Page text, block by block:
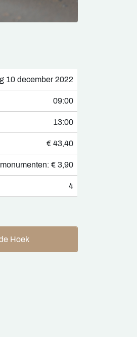
10 december 2022
09:00
13:00
€ 43,40
€ 3,90
4
Hoek